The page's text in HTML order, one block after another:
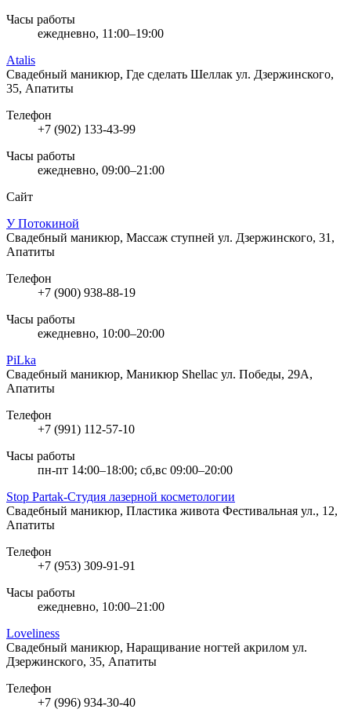
Часы работы
ежедневно, 11:00–19:00
Atalis
Свадебный маникюр, Где сделать Шеллак ул. Дзержинского,
35, Апатиты
Телефон
+7 (902) 133-43-99
Часы работы
ежедневно, 09:00–21:00
Сайт
У Потокиной
Свадебный маникюр, Массаж ступней ул. Дзержинского, 31,
Апатиты
Телефон
+7 (900) 938-88-19
Часы работы
ежедневно, 10:00–20:00
PiLka
Свадебный маникюр, Маникюр Shellac ул. Победы, 29А,
Апатиты
Телефон
+7 (991) 112-57-10
Часы работы
пн-пт 14:00–18:00; сб,вс 09:00–20:00
Stop Partak-Студия лазерной косметологии
Свадебный маникюр, Пластика живота Фестивальная ул., 12,
Апатиты
Телефон
+7 (953) 309-91-91
Часы работы
ежедневно, 10:00–21:00
Loveliness
Свадебный маникюр, Наращивание ногтей акрилом ул.
Дзержинского, 35, Апатиты
Телефон
+7 (996) 934-30-40